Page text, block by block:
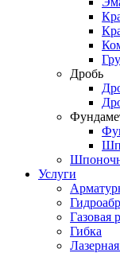
Дробь
Услуги
Газовая
Гибка